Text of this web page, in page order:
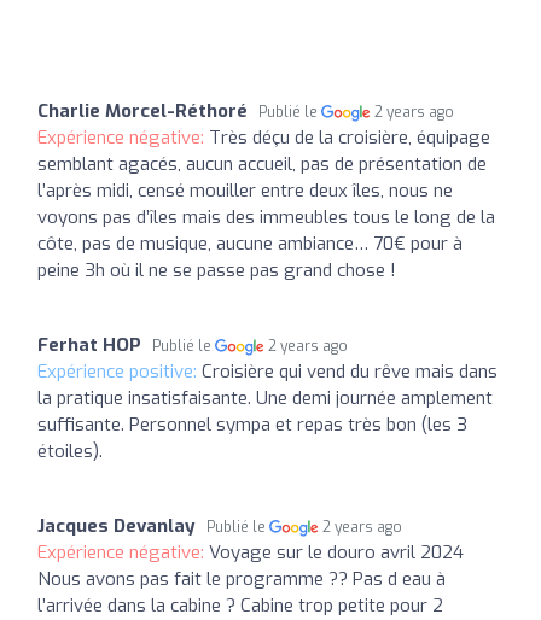
Charlie Morcel-Réthoré Publié le 2 years ago
Expérience négative: Très déçu de la croisière, équipage
semblant agacés, aucun accueil, pas de présentation de
l’après midi, censé mouiller entre deux îles, nous ne
voyons pas d’îles mais des immeubles tous le long de la
côte, pas de musique, aucune ambiance… 70€ pour à
peine 3h où il ne se passe pas grand chose !
Ferhat HOP Publié le 2 years ago
Expérience positive: Croisière qui vend du rêve mais dans
la pratique insatisfaisante. Une demi journée amplement
suffisante. Personnel sympa et repas très bon (les 3
étoiles).
Jacques Devanlay Publié le 2 years ago
Expérience négative: Voyage sur le douro avril 2024
Nous avons pas fait le programme ?? Pas d eau à
l’arrivée dans la cabine ? Cabine trop petite pour 2